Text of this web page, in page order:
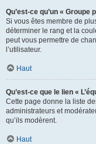
Qu’est-ce qu’un « Groupe
Si vous êtes membre de
déterminer le rang et la
peut vous permettre de
l’utilisateur.
Haut
Qu’est-ce que le lien «
Cette page donne la liste
administrateurs et
qu’ils modèrent.
Haut